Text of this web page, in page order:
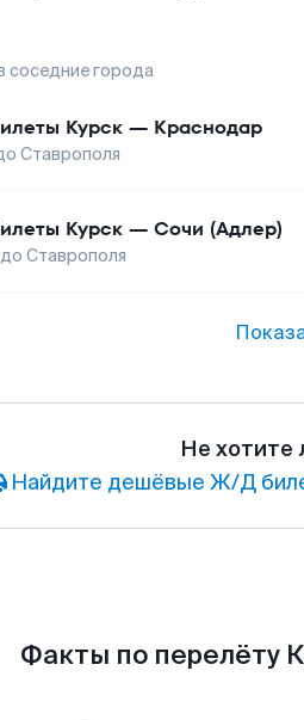
соседние города
Курск — Краснодар
Ставрополя
Курск — Сочи (Адлер)
Ставрополя
Не хотите
Найдите дешёвые Ж/Д
Факты по перелёту